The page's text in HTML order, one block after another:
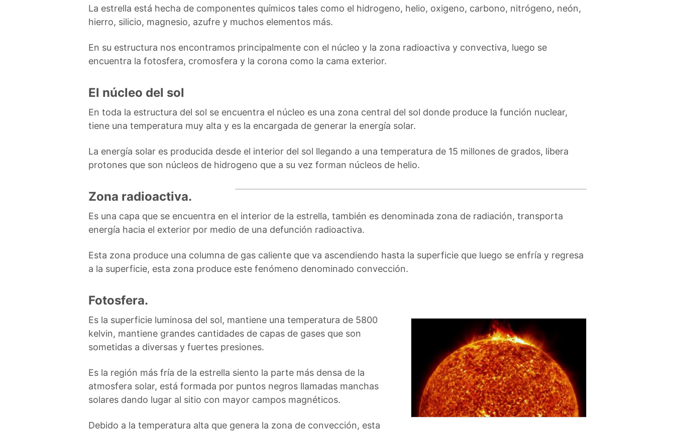
La estrella está hecha de componentes químicos tales como el hidrogeno, helio, oxigeno, carbono, nitrógeno, neón,
hierro, silicio, magnesio, azufre y muchos elementos más.
En su estructura nos encontramos principalmente con el núcleo y la zona radioactiva y convectiva, luego se
encuentra la fotosfera, cromosfera y la corona como la cama exterior.
El núcleo del sol
En toda la estructura del sol se encuentra el núcleo es una zona central del sol donde produce la función nuclear,
tiene una temperatura muy alta y es la encargada de generar la energía solar.
La energía solar es producida desde el interior del sol llegando a una temperatura de 15 millones de grados, libera
protones que son núcleos de hidrogeno que a su vez forman núcleos de helio.
Zona radioactiva.
Es una capa que se encuentra en el interior de la estrella, también es denominada zona de radiación, transporta
energía hacia el exterior por medio de una defunción radioactiva.
Esta zona produce una columna de gas caliente que va ascendiendo hasta la superficie que luego se enfría y regresa
a la superficie, esta zona produce este fenómeno denominado convección.
Fotosfera.
Es la superficie luminosa del sol, mantiene una temperatura de 5800
kelvin, mantiene grandes cantidades de capas de gases que son
sometidas a diversas y fuertes presiones.
Es la región más fría de la estrella siento la parte más densa de la
atmosfera solar, está formada por puntos negros llamadas manchas
solares dando lugar al sitio con mayor campos magnéticos.
Debido a la temperatura alta que genera la zona de convección, esta